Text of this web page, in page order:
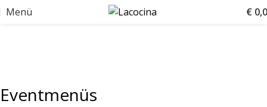
Menü €
Eventmenüs